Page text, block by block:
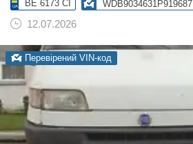
BE 6173 CI WDB9034631P919687
12.07.2026
Перевірений VIN-код